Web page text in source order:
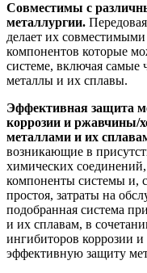
Совместимы с
металлургии.
делает их
компонентов которые
системе, включая самые
металлы и их сплавы.
Эффективная защита
коррозии и ржавчины/
металлами и их
возникающие в
химических
компоненты системы и,
простоя, затраты на
подобранная система
и их сплавам, в
ингибиторов коррозии
эффективную защиту